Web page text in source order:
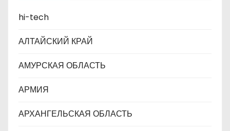
п
м
hi-tech
АЛТАЙСКИЙ КРАЙ
АМУРСКАЯ ОБЛАСТЬ
АРМИЯ
АРХАНГЕЛЬСКАЯ ОБЛАСТЬ